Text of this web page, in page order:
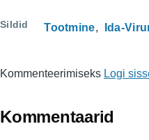
Sildid Tootmine Ida-
Kommenteerimiseks Logi
Kommentaarid